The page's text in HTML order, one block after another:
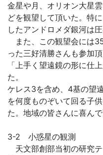
金星や月、オリオン大星
どを観望して頂いた。特
したアンドロメダ銀河は圧
また、この観望会には
った三好清勝さんも参加
「上手く望遠鏡の形に仕
た。
ケレス3を含め、4基の望
を何度ものぞいて回る子
た。地域の皆さんに喜んで
3-2 小惑星の観測
天文部創部当初の研究